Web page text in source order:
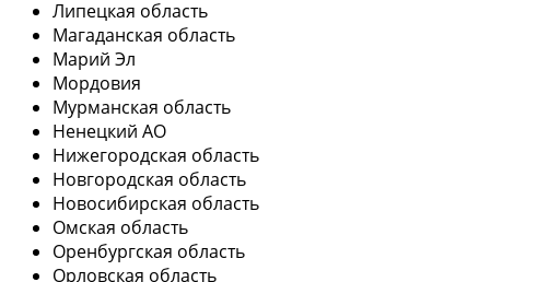
Липецкая область
Магаданская область
Марий Эл
Мордовия
Мурманская область
Ненецкий АО
Нижегородская область
Новгородская область
Новосибирская область
Омская область
Оренбургская область
Орловская область